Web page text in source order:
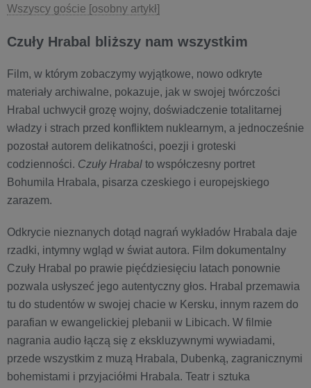
Wszyscy goście [osobny artykł]
Czuły Hrabal bliższy nam wszystkim
Film, w którym zobaczymy wyjątkowe, nowo odkryte
materiały archiwalne, pokazuje, jak w swojej twórczości
Hrabal uchwycił grozę wojny, doświadczenie totalitarnej
władzy i strach przed konfliktem nuklearnym, a jednocześnie
pozostał autorem delikatności, poezji i groteski
codzienności. Czuły Hrabal to współczesny portret
Bohumila Hrabala, pisarza czeskiego i europejskiego
zarazem.
Odkrycie nieznanych dotąd nagrań wykładów Hrabala daje
rzadki, intymny wgląd w świat autora. Film dokumentalny
Czuły Hrabal po prawie pięćdziesięciu latach ponownie
pozwala usłyszeć jego autentyczny głos. Hrabal przemawia
tu do studentów w swojej chacie w Kersku, innym razem do
parafian w ewangelickiej plebanii w Libicach. W filmie
nagrania audio łączą się z ekskluzywnymi wywiadami,
przede wszystkim z muzą Hrabala, Dubenką, zagranicznymi
bohemistami i przyjaciółmi Hrabala. Teatr i sztuka